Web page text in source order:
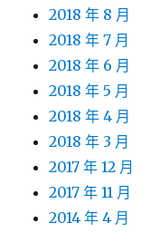
2018 年 8 月
2018 年 7 月
2018 年 6 月
2018 年 5 月
2018 年 4 月
2018 年 3 月
2017 年 12 月
2017 年 11 月
2014 年 4 月